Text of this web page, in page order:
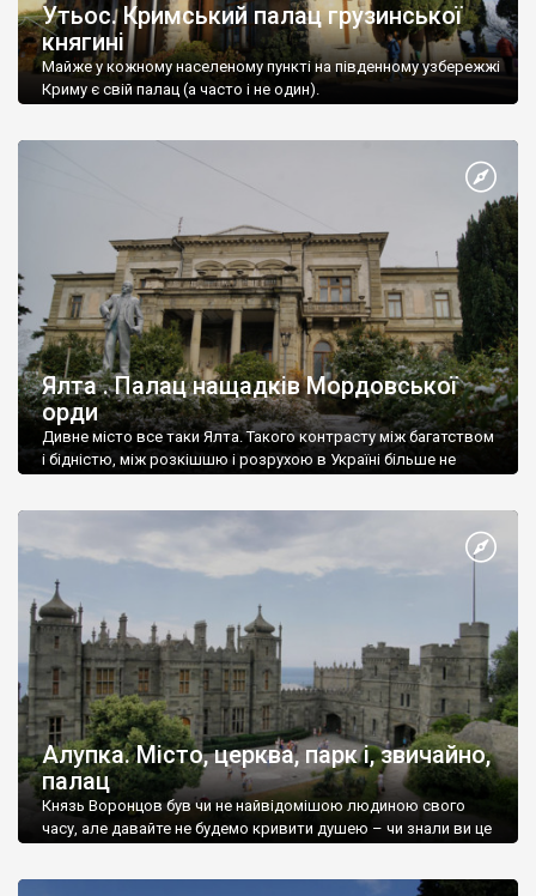
Утьос. Кримський палац грузинської
княгині
Майже у кожному населеному пункті на південному узбережжі
Криму є свій палац (а часто і не один).
Ялта . Палац нащадків Мордовської
орди
Дивне місто все таки Ялта. Такого контрасту між багатством
і бідністю, між розкішшю і розрухою в Україні більше не
Алупка. Місто, церква, парк і, звичайно,
палац
Князь Воронцов був чи не найвідомішою людиною свого
часу, але давайте не будемо кривити душею – чи знали ви це